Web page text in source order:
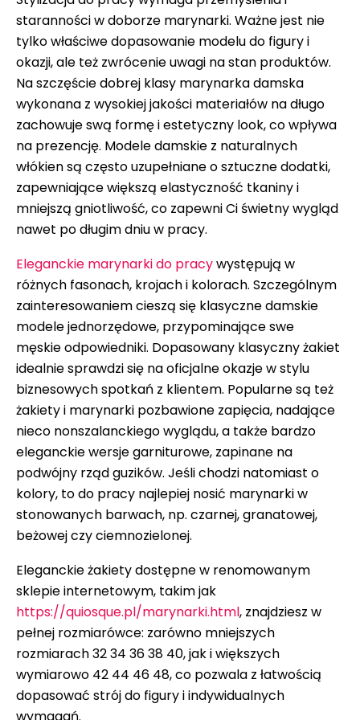
staranności w doborze marynarki. Ważne jest nie
tylko właściwe dopasowanie modelu do figury i
okazji, ale też zwrócenie uwagi na stan produktów.
Na szczęście dobrej klasy marynarka damska
wykonana z wysokiej jakości materiałów na długo
zachowuje swą formę i estetyczny look, co wpływa
na prezencję. Modele damskie z naturalnych
włókien są często uzupełniane o sztuczne dodatki,
zapewniające większą elastyczność tkaniny i
mniejszą gniotliwość, co zapewni Ci świetny wygląd
nawet po długim dniu w pracy.
Eleganckie marynarki do pracywystępują w
różnych fasonach, krojach i kolorach. Szczególnym
zainteresowaniem cieszą się klasyczne damskie
modele jednorzędowe, przypominające swe
męskie odpowiedniki. Dopasowany klasyczny żakiet
idealnie sprawdzi się na oficjalne okazje w stylu
biznesowych spotkań z klientem. Popularne są też
żakiety i marynarki pozbawione zapięcia, nadające
nieco nonszalanckiego wyglądu, a także bardzo
eleganckie wersje garniturowe, zapinane na
podwójny rząd guzików. Jeśli chodzi natomiast o
kolory, to do pracy najlepiej nosić marynarki w
stonowanych barwach, np. czarnej, granatowej,
beżowej czy ciemnozielonej.
Eleganckie żakiety dostępne w renomowanym
sklepie internetowym, takim jak
https://quiosque.pl/marynarki.html, znajdziesz w
pełnej rozmiarówce: zarówno mniejszych
rozmiarach 32 34 36 38 40, jak i większych
wymiarowo 42 44 46 48, co pozwala z łatwością
dopasować strój do figury i indywidualnych